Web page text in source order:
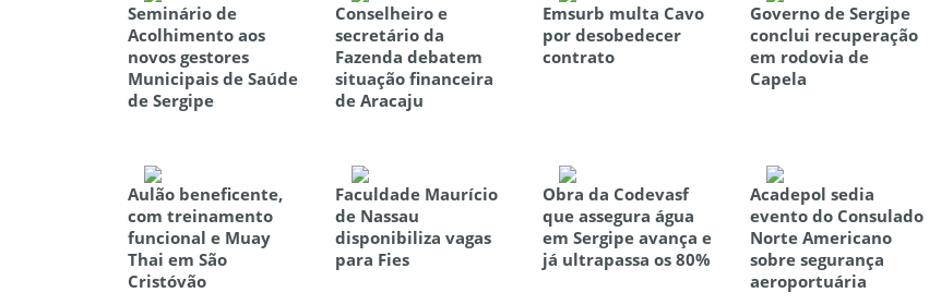
Seminário de
Acolhimento aos
novos gestores
Municipais de Saúde
de Sergipe
Conselheiro e
secretário da
Fazenda debatem
situação financeira
de Aracaju
Emsurb multa Cavo
por desobedecer
contrato
Governo de Sergipe
conclui recuperação
em rodovia de
Capela
Aulão beneficente,
com treinamento
funcional e Muay
Thai em São
Cristóvão
Faculdade Maurício
de Nassau
disponibiliza vagas
para Fies
Obra da Codevasf
que assegura água
em Sergipe avança e
já ultrapassa os 80%
Acadepol sedia
evento do Consulado
Norte Americano
sobre segurança
aeroportuária